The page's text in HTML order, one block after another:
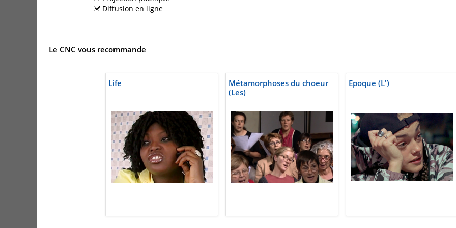
Diffusion en ligne
Le CNC vous recommande
Life
Métamorphoses du choeur
(Les)
Epoque (L')